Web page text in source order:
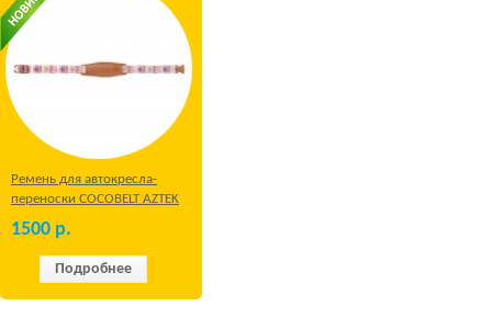
Ремень для автокресла-
переноски COCOBELT AZTEK
1500 р.
Подробнее